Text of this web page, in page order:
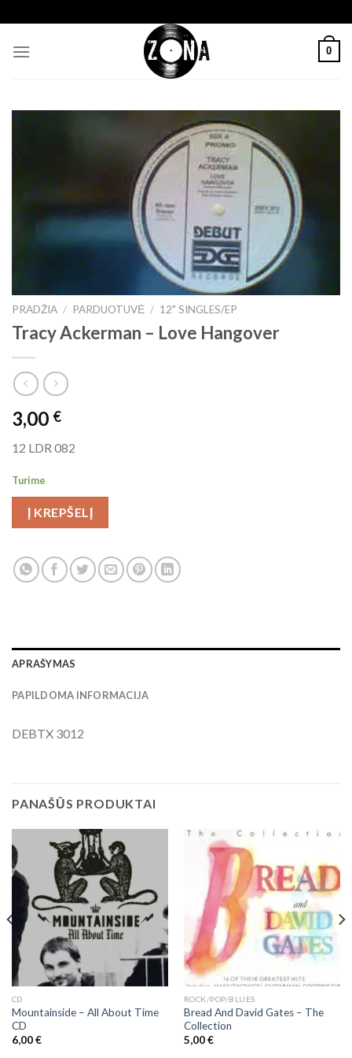
to
content
0
PRADŽIA / PARDUOTUVĖ / 12" SINGLES/EP
Tracy Ackerman ‎– Love Hangover
3,00 €
12 LDR 082
Turime
Į KREPŠELĮ
APRAŠYMAS
PAPILDOMA INFORMACIJA
DEBTX 3012
PANAŠŪS PRODUKTAI
CD
Mountainside ‎– All About Time
CD
6,00€
ROCK/POP/BLUES
Bread And David Gates – The
Collection
5,00€